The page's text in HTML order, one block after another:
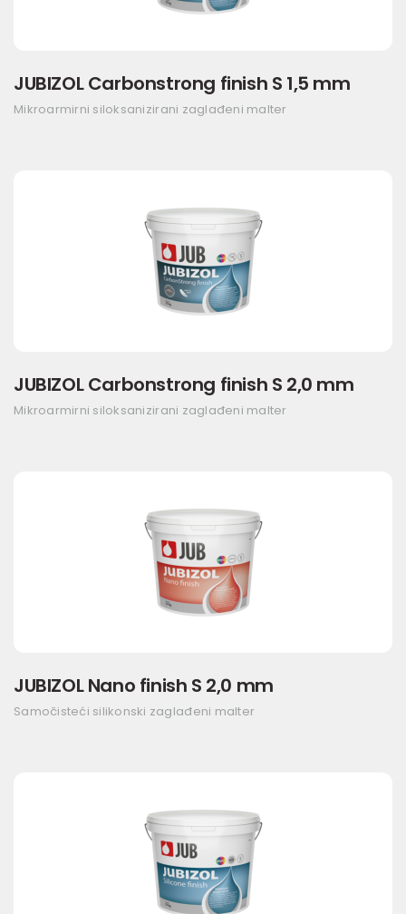
JUBIZOL Carbonstrong finish S 1,5 mm
Mikroarmirni siloksanizirani zaglađeni malter
JUBIZOL Carbonstrong finish S 2,0 mm
Mikroarmirni siloksanizirani zaglađeni malter
JUBIZOL Nano finish S 2,0 mm
Samočisteći silikonski zaglađeni malter